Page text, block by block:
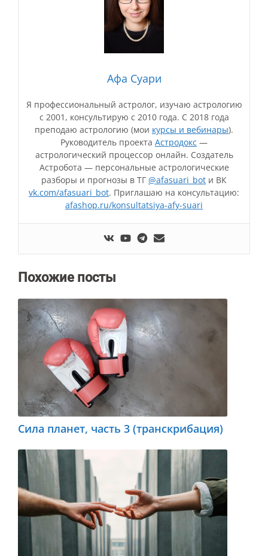
Афа Суари
Я профессиональный астролог, изучаю астрологию
с 2001, консультирую с 2010 года. С 2018 года
преподаю астрологию (мои курсы и вебинары).
Руководитель проекта Астродокс —
астрологический процессор онлайн. Создатель
Астробота — персональные астрологические
разборы и прогнозы в ТГ @afasuari_bot и ВК
vk.com/afasuari_bot. Приглашаю на консультацию:
afashop.ru/konsultatsiya-afy-suari
Похожие посты
Сила планет, часть 3 (транскрибация)